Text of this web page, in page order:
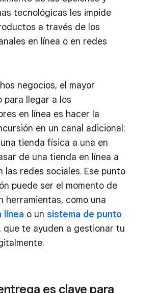
tecnológicas les impide
a través de los
en línea o en redes
negocios, el mayor
para llegar a los
en línea es hacer la
en un canal adicional:
tienda física a una en
de una tienda en línea a
las redes sociales. Ese punto
puede ser el momento de
herramientas, como una
línea o un sistema de punto
, que te ayuden a gestionar tu
es clave para